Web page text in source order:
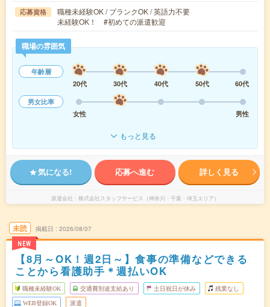
応募資格
職種未経験OK / ブランクOK / 英語力不要
未経験OK！ #初めての派遣歓迎
職場の雰囲気
年齢層
20代
30代 40代 50代
60代
男女比率
女性
男性
もっと見る
気になる! 応募へ進む 詳しく見る
派遣会社 株式会社スタッフサービス（神奈川・千葉・埼玉エリア）
未読
NEW
掲載日 2026/08/07
【8月～OK！週2日～】食事の準備などできる
ことから看護助手＊週払いOK
職種未経験OK 交通費別途支給あり 土日祝日が休み 残業なし
WEB登録OK 派遣